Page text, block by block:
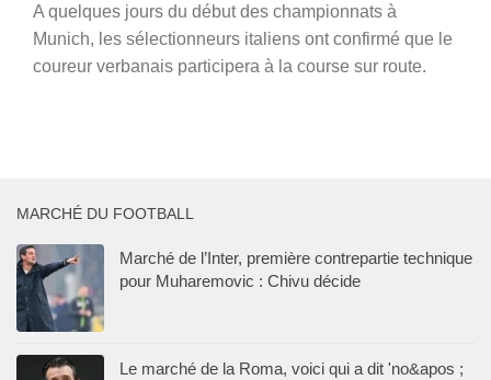
A quelques jours du début des championnats à
Munich, les sélectionneurs italiens ont confirmé que le
coureur verbanais participera à la course sur route.
MARCHÉ DU FOOTBALL
Marché de l’Inter, première contrepartie technique
pour Muharemovic : Chivu décide
Le marché de la Roma, voici qui a dit 'no&apos ;